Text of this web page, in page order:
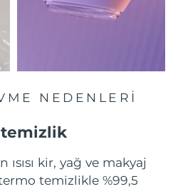
NEDENLERİ
kir, yağ ve makyaj
temizlikle %99,5
Tahmini teslim tarihi 8/8/26
Tahmini teslim tarihi
Tahmini teslim tarihi8/9/26